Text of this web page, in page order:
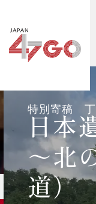
特別寄稿 丁
日本
～北
道）
朗 氏
「本邦国策
業革命「炭